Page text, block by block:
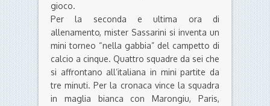
gioco.
Per la seconda e ultima ora di
allenamento, mister Sassarini si inventa un
mini torneo “nella gabbia” del campetto di
calcio a cinque. Quattro squadre da sei che
si affrontano all’italiana in mini partite da
tre minuti. Per la cronaca vince la squadra
in maglia bianca con Marongiu, Paris,